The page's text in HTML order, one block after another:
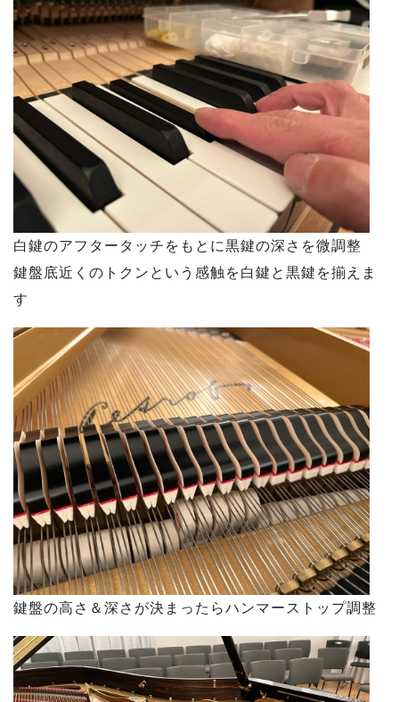
白鍵のアフタータッチをもとに黒鍵の深さを微調整
鍵盤底近くのトクンという感触を白鍵と黒鍵を揃えま
す
鍵盤の高さ＆深さが決まったらハンマーストップ調整